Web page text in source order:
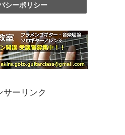
シーポリシー
サーリンク